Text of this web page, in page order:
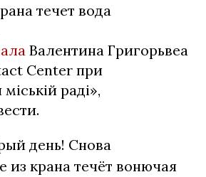
течет вода
Валентина Григорьвеа
Center при
раді»,
день! Снова
из крана течёт вонючая